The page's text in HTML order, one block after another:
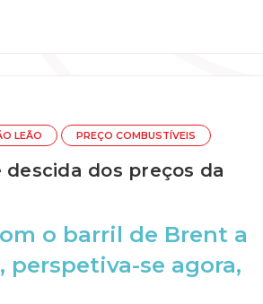
LEÃO PREÇO COMBUSTÍVEIS
dos preços da
o barril de Brent a
perspetiva-se agora,